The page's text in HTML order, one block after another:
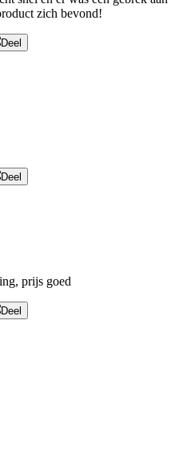
zich bevond!
Deel
Deel
prijs goed
Deel